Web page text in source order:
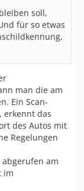
soll,
für so etwas
man die am
Ein Scan-
erkennt das
des Autos mit
Regelungen
am
im